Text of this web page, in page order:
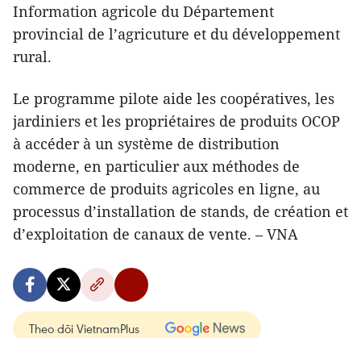
Information agricole du Département
provincial de l’agricuture et du développement
rural.
Le programme pilote aide les coopératives, les
jardiniers et les propriétaires de produits OCOP
à accéder à un système de distribution
moderne, en particulier aux méthodes de
commerce de produits agricoles en ligne, au
processus d’installation de stands, de création et
d’exploitation de canaux de vente. – VNA
Theo dõi VietnamPlus